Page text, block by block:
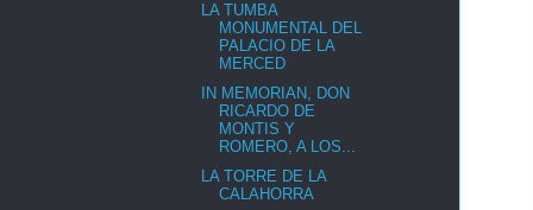
LA TUMBA
MONUMENTAL DEL
PALACIO DE LA
MERCED
IN MEMORIAN, DON
RICARDO DE
MONTIS Y
ROMERO, A LOS...
LA TORRE DE LA
CALAHORRA